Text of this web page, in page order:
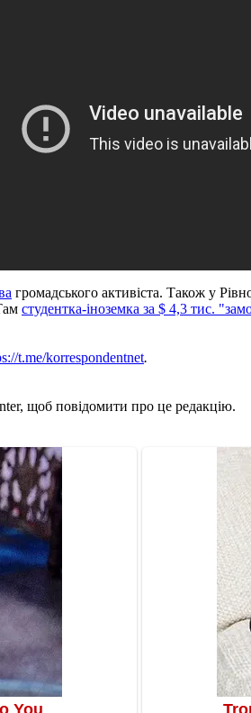
громадського активіста. Також у
студентка-іноземка за $ 4,3 тис.
t.me/korrespondentnet.
щоб повідомити про це редакцію.